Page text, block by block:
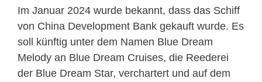
Im Januar 2024 wurde bekannt, dass das Schiff
von China Development Bank gekauft wurde. Es
soll künftig unter dem Namen Blue Dream
Melody an Blue Dream Cruises, die Reederei
der Blue Dream Star, verchartert und auf dem